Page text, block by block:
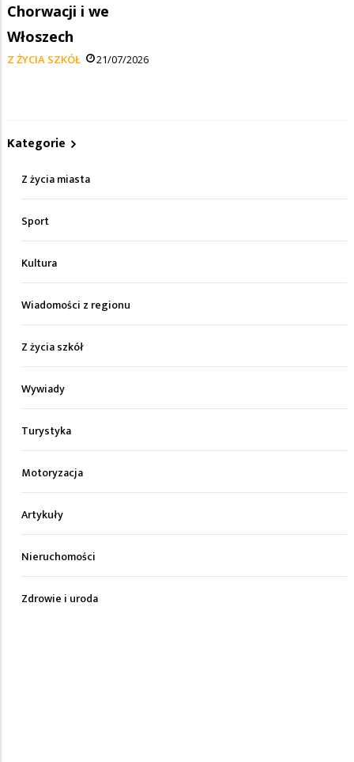
Chorwacji i we
Włoszech
Z ŻYCIA SZKÓŁ 21/07/2026
Kategorie
Z życia miasta
Sport
Kultura
Wiadomości z regionu
Z życia szkół
Wywiady
Turystyka
Motoryzacja
Artykuły
Nieruchomości
Zdrowie i uroda